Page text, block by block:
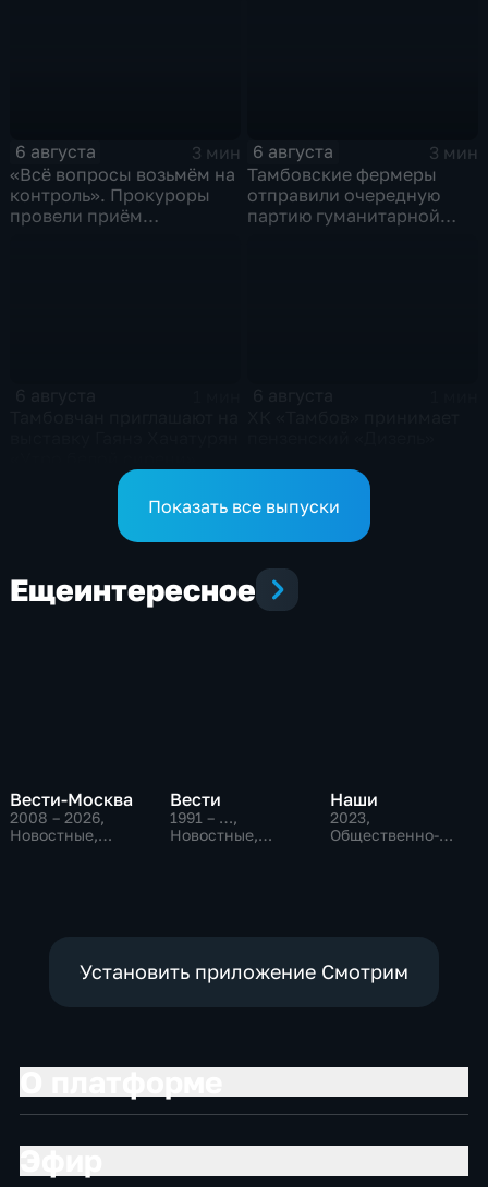
6 августа
3 мин
«Всё вопросы возьмём на
контроль». Прокуроры
провели приём
6 августа
3 мин
Тамбовские фермеры
отправили очередную
партию гуманитарной
Показать все выпуски
Ещеинтересное
Вести-Москва
2008 – 2026,
Новостные,
Вести
1991 – …,
Новостные,
Наши
2023,
Общественно-
Установить приложение Смотрим